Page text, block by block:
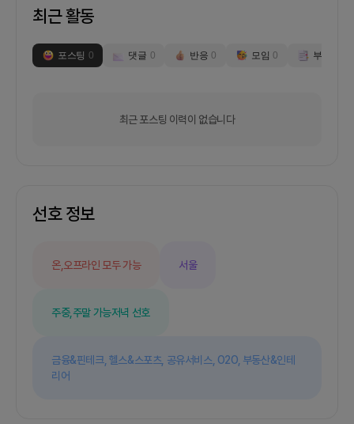
느끼는 가까운 사람들에 대한 기록을 남기고 효율적
으로 관리하고 싶어하는 30~40대 여성을 타겟으로
고, 오프라인은 필요 시 서울스퀘어 위워크 라운지를
이용하고자 합니다. 커뮤니케이션은 카카오톡으로
지만 프로젝트를 진행하면서 발생하는 실질적인 비
력 사항(사이드 프로젝트 경험 여부, 현재 재직 사항
으로 커피챗 진행해 봐요. 커피챗 가능하신 일정도
최근 활동
포스팅 0 댓글 0 반응 0 모임 0 부스
최근 포스팅 이력이 없습니다
선호 정보
온,오프라인 모두 가능 서울
주중,주말 가능저녁 선호
금융&핀테크, 헬스&스포츠, 공유서비스, O2O, 부동산&인테
리어